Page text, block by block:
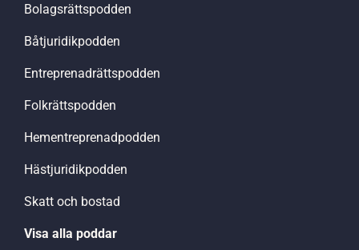
Bolagsrättspodden
Båtjuridikpodden
Entreprenadrättspodden
Folkrättspodden
Hementreprenadpodden
Hästjuridikpodden
Skatt och bostad
Visa alla poddar